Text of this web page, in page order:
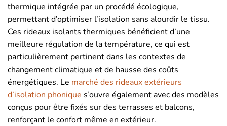
thermique intégrée par un procédé écologique,
permettant d’optimiser l’isolation sans alourdir le tissu.
Ces rideaux isolants thermiques bénéficient d’une
meilleure régulation de la température, ce qui est
particulièrement pertinent dans les contextes de
changement climatique et de hausse des coûts
énergétiques. Le marché des rideaux extérieurs
d’isolation phonique s’ouvre également avec des modèles
conçus pour être fixés sur des terrasses et balcons,
renforçant le confort même en extérieur.